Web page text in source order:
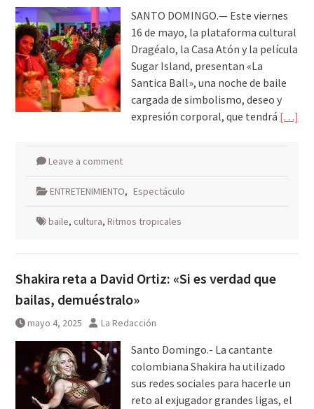
SANTO DOMINGO.— Este viernes
16 de mayo, la plataforma cultural
Dragéalo, la Casa Atón y la película
Sugar Island, presentan «La
Santica Ball», una noche de baile
cargada de simbolismo, deseo y
expresión corporal, que tendrá […]
Leave a comment
ENTRETENIMIENTO, Espectáculo
baile, cultura, Ritmos tropicales
Shakira reta a David Ortiz: «Si es verdad que
bailas, demuéstralo»
mayo 4, 2025 La Redacción
Santo Domingo.- La cantante
colombiana Shakira ha utilizado
sus redes sociales para hacerle un
reto al exjugador grandes ligas, el